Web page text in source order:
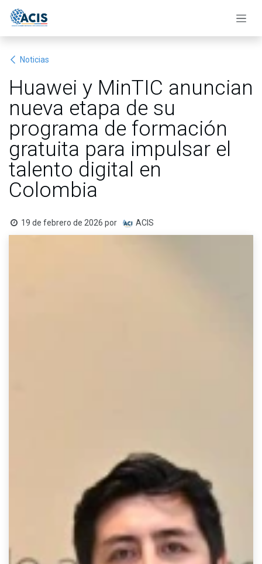
Noticias
Huawei y MinTIC anuncian
nueva etapa de su
programa de formación
gratuita para impulsar el
talento digital en
Colombia
19 de febrero de 2026 por ACIS